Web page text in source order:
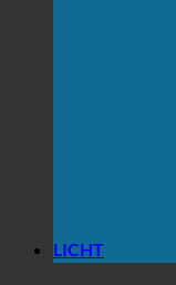
LICHT